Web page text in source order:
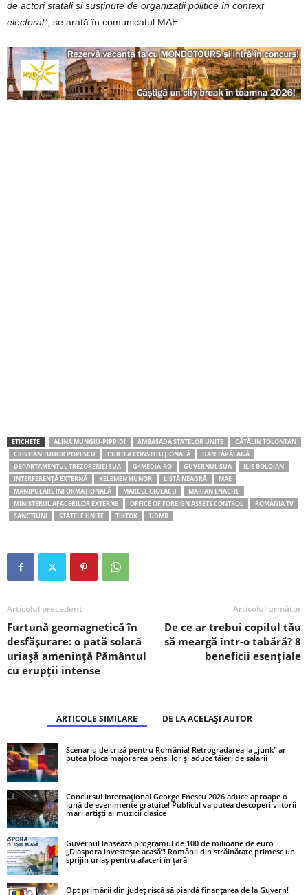
de actori statali și susținute de organizații politice în context
electoral”, se arată în comunicatul MAE.
ETICHETE ALINA MUNGIU-PIPPIDI AMBASADA STATELOR UNITE
CĂTĂLIN TOLONTAN
CRISTIAN TUDOR POPESCU
CURTEA CONSTITUȚIONALĂ
DAN TĂPĂLAGĂ
DEPARTAMENTUL TREZORERIEI SUA
G4MEDIA.RO GUVERNUL SUA
ILIE BOLOJAN
INTERFERENȚĂ EXTERNĂ
KELEMEN HUNOR LISTĂ NEAGRĂ
MAE
MANIPULARE INFORMAȚIONALĂ
MARCEL CIOLACU
MARIAN ENACHE
MINISTERUL AFACERILOR EXTERNE
OFFICE OF FOREIGN ASSETS CONTROL
ROMÂNIA TV
SANCȚIUNI
STATELE UNITE TIKTOK UDMR
Articolul precedent
Furtună geomagnetică în
desfășurare: o pată solară
uriașă amenință Pământul
cu erupții intense
Articolul următor
De ce ar trebui copilul tău
să meargă într-o tabără? 8
beneficii esențiale
ARTICOLE SIMILARE DE LA ACELAȘI AUTOR
Scenariu de criză pentru România! Retrogradarea la „junk” ar
putea bloca majorarea pensiilor și aduce tăieri de salarii
Concursul Internațional George Enescu 2026 aduce aproape o
lună de evenimente gratuite! Publicul va putea descoperi viitorii
mari artiști ai muzicii clasice
Guvernul lansează programul de 100 de milioane de euro
„Diaspora investește acasă”! Românii din străinătate primesc un
sprijin uriaș pentru afaceri în țară
Opt primării din județ riscă să piardă finanțarea de la Guvern!